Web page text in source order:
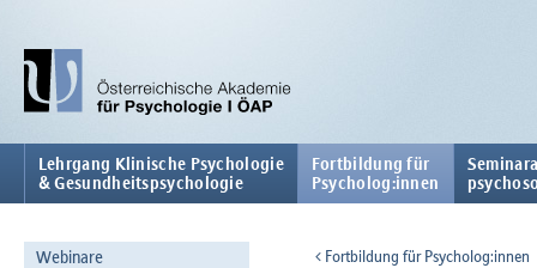
Lehrgang Klinische Psychologie
& Gesundheitspsychologie
Fortbildung für
Psycholog:innen
Webinare
Fortbildung für Psycholog:innen